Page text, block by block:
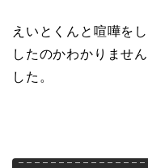
えいとくんと喧嘩を
したのかわかりませ
した。